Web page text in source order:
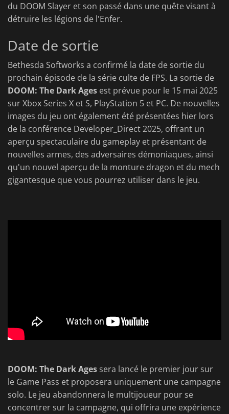
du DOOM Slayer et son passé dans une quête visant à
détruire les légions de l'Enfer.
Date de sortie
Bethesda Softworks a confirmé la date de sortie du
prochain épisode de la série culte de FPS. La sortie de
DOOM: The Dark Ages est prévue pour le 15 mai 2025
sur Xbox Series X et S, PlayStation 5 et PC. De nouvelles
images du jeu ont également été présentées hier lors
de la conférence Developer_Direct 2025, offrant un
aperçu spectaculaire du gameplay et présentant de
nouvelles armes, des adversaires démoniaques, ainsi
qu'un nouvel aperçu de la monture dragon et du mech
gigantesque que vous pourrez utiliser dans le jeu.
DOOM: The Dark Ages sera lancé le premier jour sur
le Game Pass et proposera uniquement une campagne
solo. Le jeu abandonnera le multijoueur pour se
concentrer sur la campagne, qui offrira une expérience